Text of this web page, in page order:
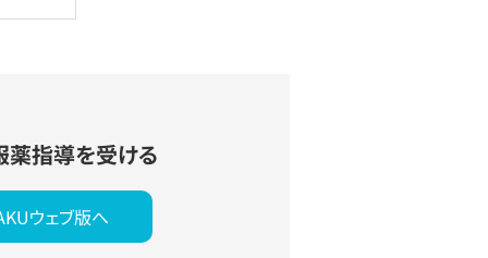
薬指導を受ける
ウェブ版へ